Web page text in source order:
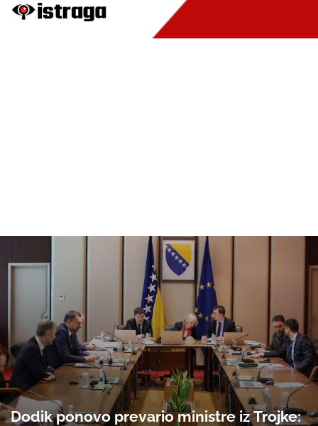
Dodik ponovo prevario ministre iz Trojke: